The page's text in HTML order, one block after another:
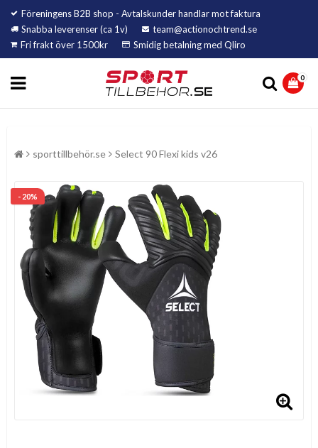
Föreningens B2B shop - Avtalskunder handlar mot faktura
Snabba leverenser (ca 1v)
team@actionochtrend.se
Fri frakt över 1500kr
Smidig betalning med Qliro
0
sporttillbehör.se Select 90 Flexi kids v26
- 20%